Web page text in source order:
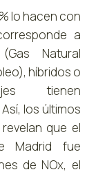
lo hacen con
a
Natural
híbridos o
tienen
los últimos
que el
Madrid fue
de NOx, el